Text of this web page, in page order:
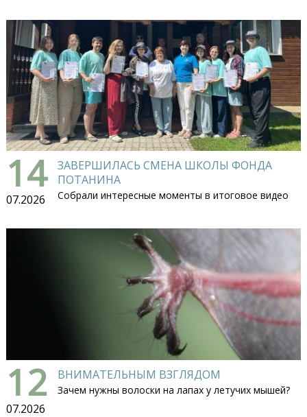
14
07.2026
ЗАВЕРШИЛАСЬ СМЕНА ШКОЛЫ ФОНДА
ПОТАНИНА
Собрали интересные моменты в итоговое видео
12
07.2026
ВНИМАТЕЛЬНЫМ ВЗГЛЯДОМ
Зачем нужны волоски на лапах у летучих мышей?